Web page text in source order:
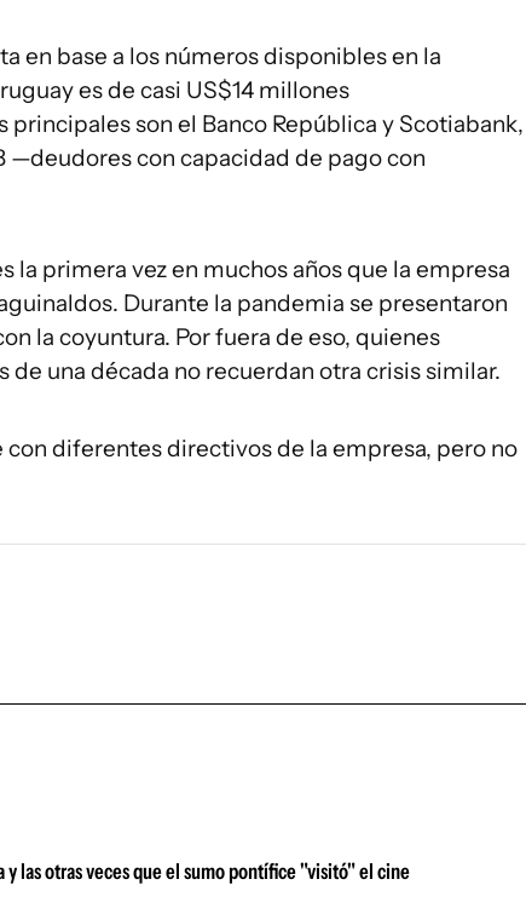
en base a los números disponibles en la
es de casi US$14 millones
principales son el Banco República y Scotiabank,
—deudores con capacidad de pago con
la primera vez en muchos años que la empresa
Durante la pandemia se presentaron
la coyuntura. Por fuera de eso, quienes
de una década no recuerdan otra crisis similar.
diferentes directivos de la empresa, pero no
y las otras veces que el sumo pontífice "visitó" el cine